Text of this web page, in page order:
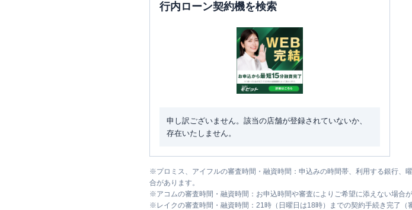
行内ローン契約機を検索
申し訳ございません。該当の店舗が登録されていないか、
存在いたしません。
※プロミス、アイフルの審査時間・融資時間：申込みの時間帯、利用する銀行
合があります。
※アコムの審査時間・融資時間：お申込時間や審査によりご希望に添えない場合が
※ レイクの審査時間・融資時間：21時（日曜日は18時）までの契約手続き完了